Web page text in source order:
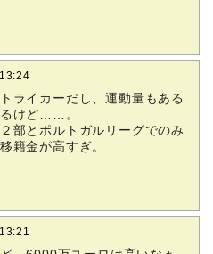
ライカーだし、運動量もある
けど……。
部とポルトガルリーグでのみ
籍金が高すぎ。